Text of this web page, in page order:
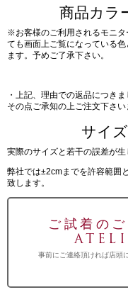
商品カラ
※お客様のご利用されるモニタ
ても画面上ご覧になっている
ます。予めご了承下さい。
・上記、理由での返品につき
その点ご承知の上ご注文下さい
サイ
実際のサイズと若干の誤差が生
弊社では±2cmまでを許容範囲
致します。
ご試着の
事前にご連絡頂ければ店頭